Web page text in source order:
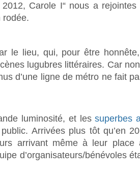
Carole I“ nous a
rodée.
le lieu, qui, pour être
lugubres littéraires. Car
d’une ligne de métro ne fait
luminosité, et lessuperbes
Arrivées plus tôt qu’en
arrivant même à leur
d’organisateurs/bénévoles